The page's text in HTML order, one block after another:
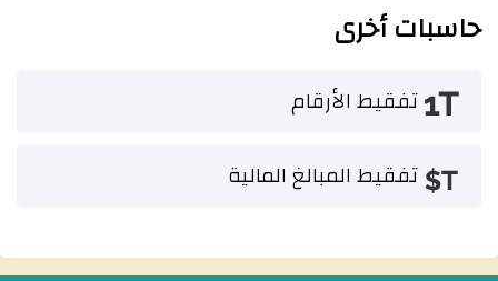
حاسبات أخرى
تفقيط الأرقام
تفقيط المبالغ المالية